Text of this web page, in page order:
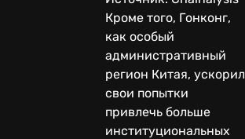
Кроме того, Гонконг,
как особый
административный
регион Китая, ускорил
свои попытки
привлечь больше
институциональных